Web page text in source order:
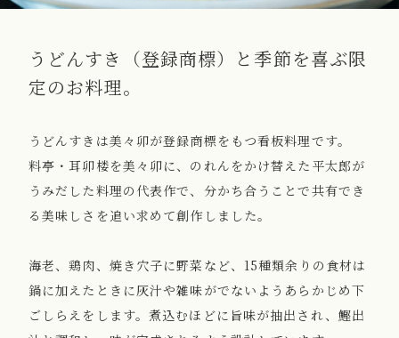
うどんすき（登録商標）と季節を喜ぶ限
定のお料理。
うどんすきは美々卯が登録商標をもつ看板料理です。
料亭・耳卯楼を美々卯に、のれんをかけ替えた平太郎が
うみだした料理の代表作で、分かち合うことで共有でき
る美味しさを追い求めて創作しました。
海老、鶏肉、焼き穴子に野菜など、15種類余りの食材は
鍋に加えたときに灰汁や雑味がでないようあらかじめ下
ごしらえをします。煮込むほどに旨味が抽出され、鰹出